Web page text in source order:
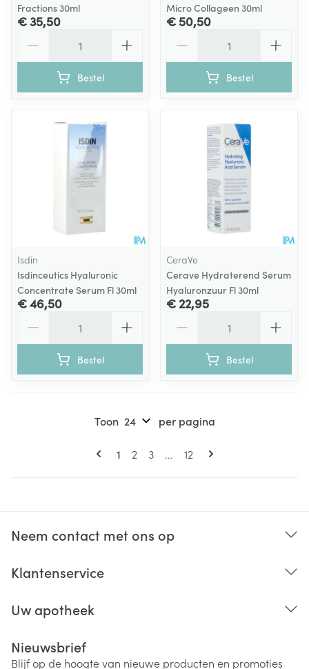
Fractions 30ml
€ 35,50
Bestel
Micro Collageen 30ml
€ 50,50
Bestel
Isdin
Isdinceutics Hyaluronic
Concentrate Serum Fl 30ml
€ 46,50
Bestel
CeraVe
Cerave Hydraterend Serum
Hyaluronzuur Fl 30ml
€ 22,95
Bestel
Pagina's
U lees momenteel pagina
1 Pagina
2 Pagina
3 ... Pagina
12
Toon per pagina
Neem contact met ons op
Klantenservice
Uw apotheek
Nieuwsbrief
Blijf op de hoogte van nieuwe producten en promoties